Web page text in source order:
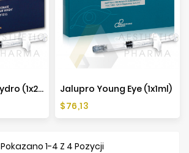
Jalupro Super Hydro (1x2,5ml)
Jalupro Young Eye (1x1ml)
Cena
$76,13
Pokazano 1-4 Z 4 Pozycji